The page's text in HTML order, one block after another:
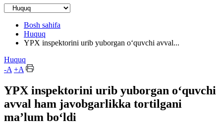
Bosh sahifa
Huquq
YPX inspektorini urib yuborgan o‘quvchi avval...
Huquq
-A +A
YPX inspektorini urib yuborgan o‘quvchi
avval ham javobgarlikka tortilgani
ma’lum bo‘ldi